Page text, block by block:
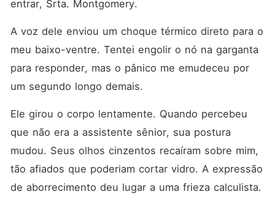
entrar, Srta. Montgomery.
A voz dele enviou um choque térmico direto para o
meu baixo-ventre. Tentei engolir o nó na garganta
para responder, mas o pânico me emudeceu por
um segundo longo demais.
Ele girou o corpo lentamente. Quando percebeu
que não era a assistente sênior, sua postura
mudou. Seus olhos cinzentos recaíram sobre mim,
tão afiados que poderiam cortar vidro. A expressão
de aborrecimento deu lugar a uma frieza calculista.